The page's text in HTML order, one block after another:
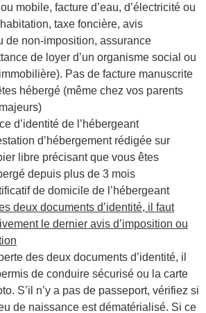
mobile, facture d’eau, d’électricité ou
taxe foncière, avis
de non-imposition, assurance
de loyer d’un organisme social ou
Pas de facture manuscrite
hébergé (même chez vos parents
d’identité de l’hébergeant
d’hébergement rédigée sur
libre précisant que vous êtes
depuis plus de 3 mois
de domicile de l’hébergeant
deux documents d’identité, il faut
le dernier avis d’imposition ou
des deux documents d’identité, il
de conduire sécurisé ou la carte
S’il n’y a pas de passeport, vérifiez si
de naissance est dématérialisé. Si ce